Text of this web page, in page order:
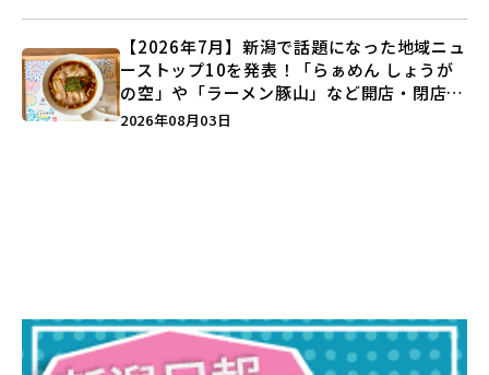
【2026年7月】新潟で話題になった地域ニュ
ーストップ10を発表！「らぁめん しょうが
の空」や「ラーメン豚山」など開店・閉店の
注目記事をランキングでご紹介♪
2026年08月03日